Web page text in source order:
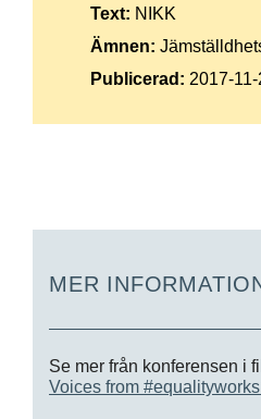
Text: NIKK
Ämnen:
Publicerad: 2017-
MER
Se mer från konferensen i
Voices from